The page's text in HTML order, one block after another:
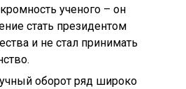
ученого – он
стать президентом
и не стал принимать
оборот ряд широко